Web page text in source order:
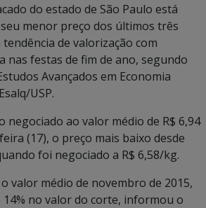
do estado de São Paulo está
menor preço dos últimos três
de valorização com
nas festas de fim de ano, segundo
Avançados em Economia
USP.
negociado ao valor médio de R$ 6,94
(17), o preço mais baixo desde
foi negociado a R$ 6,58/kg.
valor médio de novembro de 2015,
14% no valor do corte, informou o